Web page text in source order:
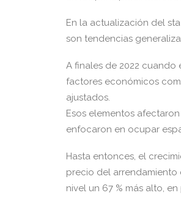
En la actualización del
son tendencias
A finales de 2022
factores económicos
ajustados.
Esos elementos
enfocaron en ocupar
Hasta entonces, el
precio del arrendamiento
nivel un 67 % más alto,